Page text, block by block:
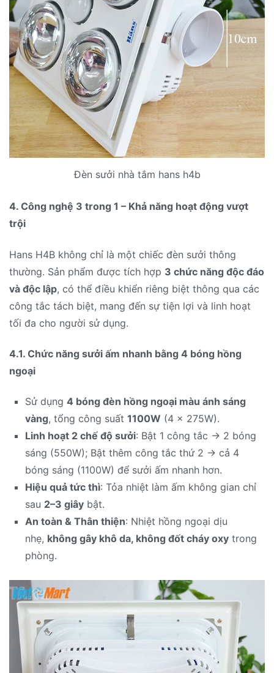
Đèn sưởi nhà tắm hans h4b
4. Công nghệ 3 trong 1 – Khả năng hoạt động vượt
trội
Hans H4B không chỉ là một chiếc đèn sưởi thông
thường. Sản phẩm được tích hợp 3 chức năng độc đáo
và độc lập, có thể điều khiển riêng biệt thông qua các
công tắc tách biệt, mang đến sự tiện lợi và linh hoạt
tối đa cho người sử dụng.
4.1. Chức năng sưởi ấm nhanh bằng 4 bóng hồng
ngoại
Sử dụng 4 bóng đèn hồng ngoại màu ánh sáng
vàng, tổng công suất 1100W (4 × 275W).
Linh hoạt 2 chế độ sưởi: Bật 1 công tắc → 2 bóng
sáng (550W); Bật thêm công tắc thứ 2 → cả 4
bóng sáng (1100W) để sưởi ấm nhanh hơn.
Hiệu quả tức thì: Tỏa nhiệt làm ấm không gian chỉ
sau 2–3 giâybật.
An toàn & Thân thiện: Nhiệt hồng ngoại dịu
nhẹ, không gây khô da, không đốt cháy oxytrong
phòng.